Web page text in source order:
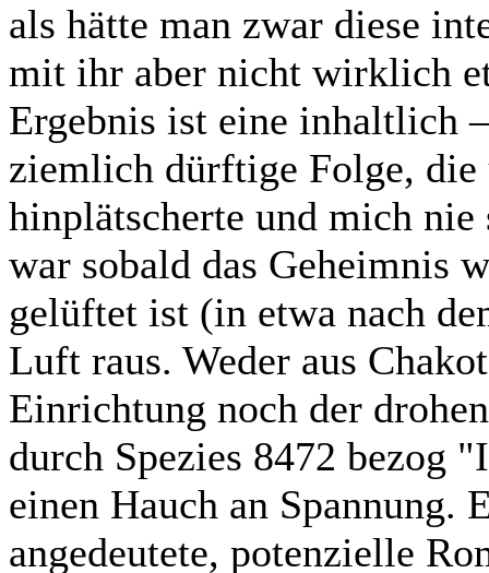
als hätte man zwar diese
mit ihr aber nicht wirklich
Ergebnis ist eine inhaltlich
ziemlich dürftige Folge, die
hinplätscherte und mich
war sobald das Geheimnis
gelüftet ist (in etwa nach
Luft raus. Weder aus
Einrichtung noch der
durch Spezies 8472 bezog
einen Hauch an Spannung.
angedeutete, potenzielle